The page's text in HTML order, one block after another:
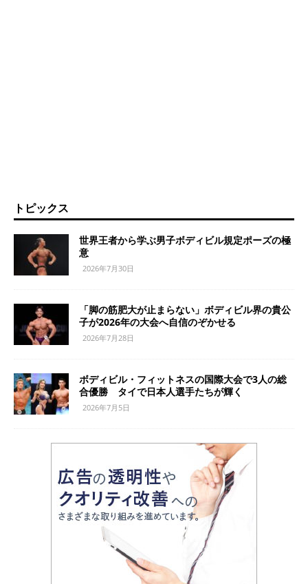
トピックス
世界王者から学ぶ男子ボディビル規定ポーズの極
意
2026年7月30日
「脚の筋肥大が止まらない」ボディビル界の貴公
子が2026年の大会へ自信のぞかせる
2026年7月28日
ボディビル・フィットネスの国際大会で3人の総
合優勝 タイで日本人選手たちが輝く
2026年7月5日